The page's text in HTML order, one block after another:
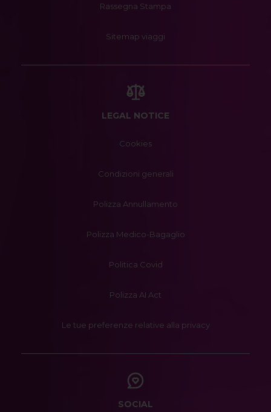
Rassegna Stampa
Sitemap viaggi
LEGAL NOTICE
Cookies
Condizioni generali
Polizza Annullamento
Polizza Medico-Bagaglio
Politica Covid
Polizza AI Act
Le tue preferenze relative alla privacy
SOCIAL